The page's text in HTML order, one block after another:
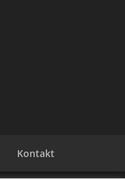
Kontakt